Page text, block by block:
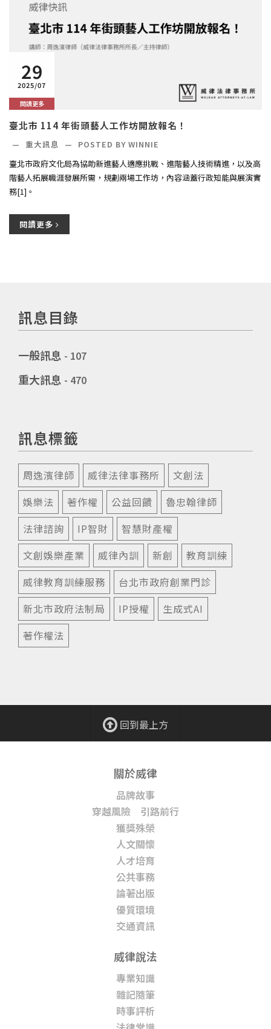
29
2025/07
閱讀更多
臺北市 114 年街頭藝人工作坊開放報名！
— 重大訊息 —
POSTED BY WINNIE
臺北市政府文化局為協助新進藝人適應挑戰、進階藝人技術精進，以及高
階藝人拓展職涯發展所需，規劃兩場工作坊，內容涵蓋行政知能與展演實
務[1]。
閱讀更多
訊息目錄
一般訊息 - 107
重大訊息 - 470
訊息標籤
周逸濱律師 威律法律事務所
文創法
娛樂法
著作權 公益回饋
魯忠翰律師
法律諮詢
IP智財
智慧財產權
文創娛樂產業
威律內訓 新創
教育訓練
威律教育訓練服務
台北市政府創業門診
新北市政府法制局
IP授權
生成式AI
著作權法
回到最上方
關於威律
品牌故事
穿越風險 引路前行
獲獎殊榮
人文關懷
人才培育
公共事務
論著出版
優質環境
交通資訊
威律說法
專業知識
雜記隨筆
時事評析